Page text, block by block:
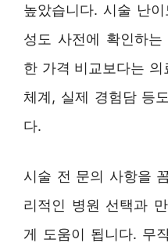
높았습니다. 시술 난
성도 사전에 확인하
한 가격 비교보다는
체계, 실제 경험담 등
다.
시술 전 문의 사항을
리적인 병원 선택과
게 도움이 됩니다. 무